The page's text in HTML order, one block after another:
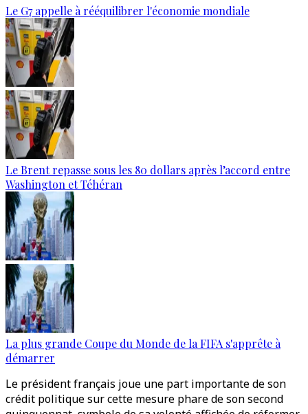
Le G7 appelle à rééquilibrer l'économie mondiale
Le Brent repasse sous les 80 dollars après l’accord entre
Washington et Téhéran
La plus grande Coupe du Monde de la FIFA s'apprête à
démarrer
Le président français joue une part importante de son
crédit politique sur cette mesure phare de son second